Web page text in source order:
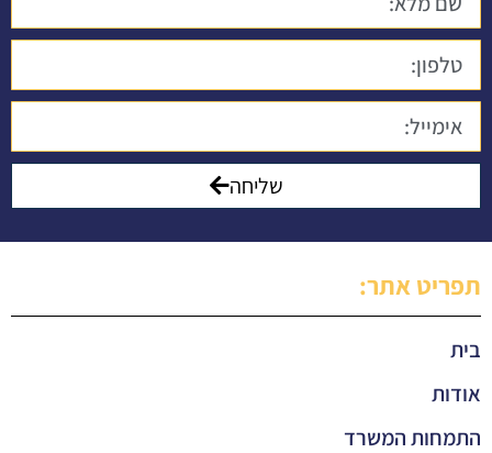
שליחה
תפריט אתר:
בית
אודות
התמחות המשרד